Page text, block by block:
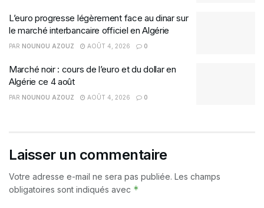
L’euro progresse légèrement face au dinar sur
le marché interbancaire officiel en Algérie
PAR NOUNOU AZOUZ AOÛT 4, 2026 0
Marché noir : cours de l’euro et du dollar en
Algérie ce 4 août
PAR NOUNOU AZOUZ AOÛT 4, 2026 0
Laisser un commentaire
Votre adresse e-mail ne sera pas publiée. Les champs
obligatoires sont indiqués avec *